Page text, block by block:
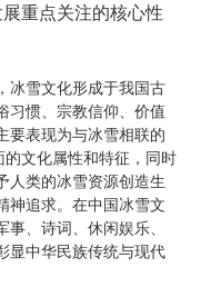
重点关注的核心性
冰雪文化形成于我国古
习惯、宗教信仰、价值
要表现为与冰雪相联的
文化属性和特征，同时
人类的冰雪资源创造生
神追求。在中国冰雪文
、诗词、休闲娱乐、
显中华民族传统与现代